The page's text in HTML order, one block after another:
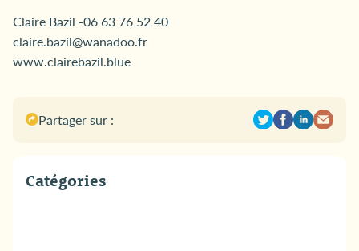
Claire Bazil -06 63 76 52 40
claire.bazil@wanadoo.fr
www.clairebazil.blue
Partager sur :
Catégories